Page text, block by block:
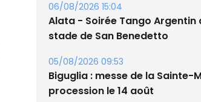
06/08/2026 15:04
Alata - Soirée Tango Argentin
stade de San Benedetto
05/08/2026 09:53
Biguglia : messe de la Sainte-
procession le 14 août